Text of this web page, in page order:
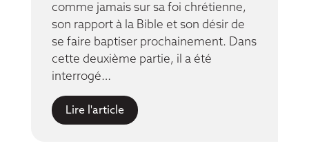
comme jamais sur sa foi chrétienne,
son rapport à la Bible et son désir de
se faire baptiser prochainement. Dans
cette deuxième partie, il a été
interrogé…
Lire l'article